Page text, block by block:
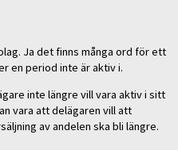
Ja det finns många ord för ett
en period inte är aktiv i.
inte längre vill vara aktiv i sitt
vara att delägaren vill att
av andelen ska bli längre.